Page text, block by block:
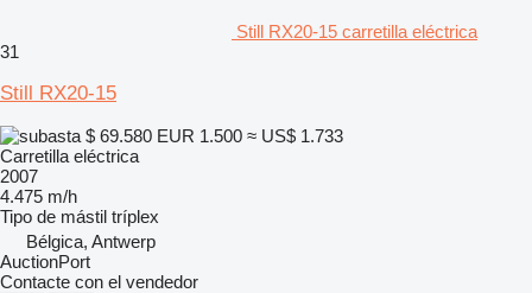
Still RX20-15 carretilla eléctrica
31
Still RX20-15
$ 69.580 EUR 1.500 ≈ US$ 1.733
Carretilla eléctrica
2007
4.475 m/h
Tipo de mástil tríplex
Bélgica, Antwerp
AuctionPort
Contacte con el vendedor